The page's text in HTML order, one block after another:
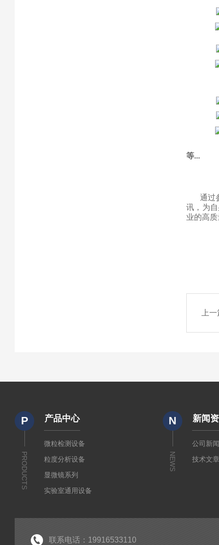
等...
通过
讯，为
业的高
上
P
PRODUCTS
产品中心
微粒检测设备
粒度分析设备
显微镜系列
实验室通用设备
N
NEWS
新闻
公司新
技术文
联系电话：19916533110